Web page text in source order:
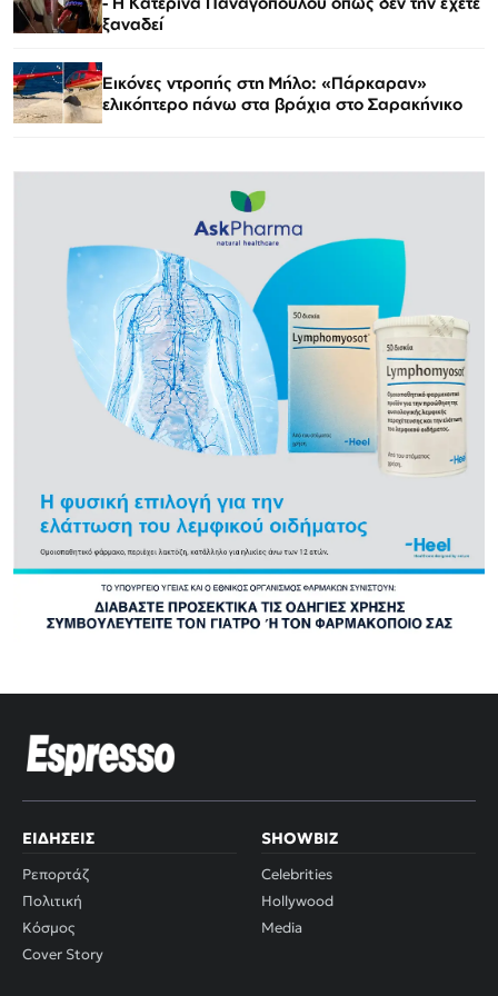
ξαναδεί
Εικόνες ντροπής στη Μήλο: «Πάρκαραν»
ελικόπτερο πάνω στα βράχια στο Σαρακήνικο
ΕΙΔΉΣΕΙΣ
Ρεπορτάζ
Πολιτική
Κόσμος
Cover Story
SHOWBIZ
Celebrities
Hollywood
Media